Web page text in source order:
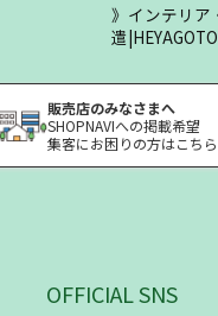
インテリア
遣
販売店のみなさまへ
SHOPNAVIへの掲載希望
集客にお困りの方はこちら
OFFICIAL SNS